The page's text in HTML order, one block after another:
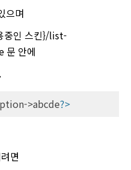
으며
인 스킨}/list-
안에
>abcde?>
면